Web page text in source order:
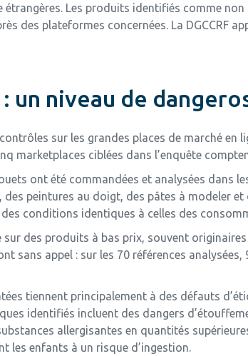
Les produits identifiés comme
des plateformes concernées. La DGCCRF
un niveau de
contrôles sur les grandes places de marché
marketplaces ciblées dans l’enquête
ont été commandées et analysées dans
des peintures au doigt, des pâtes à modeler
conditions identiques à celles des
des produits à bas prix, souvent
sans appel : sur les 70 références
tiennent principalement à des défauts
identifiés incluent des dangers
allergisantes en quantités
les enfants à un risque d’ingestion.